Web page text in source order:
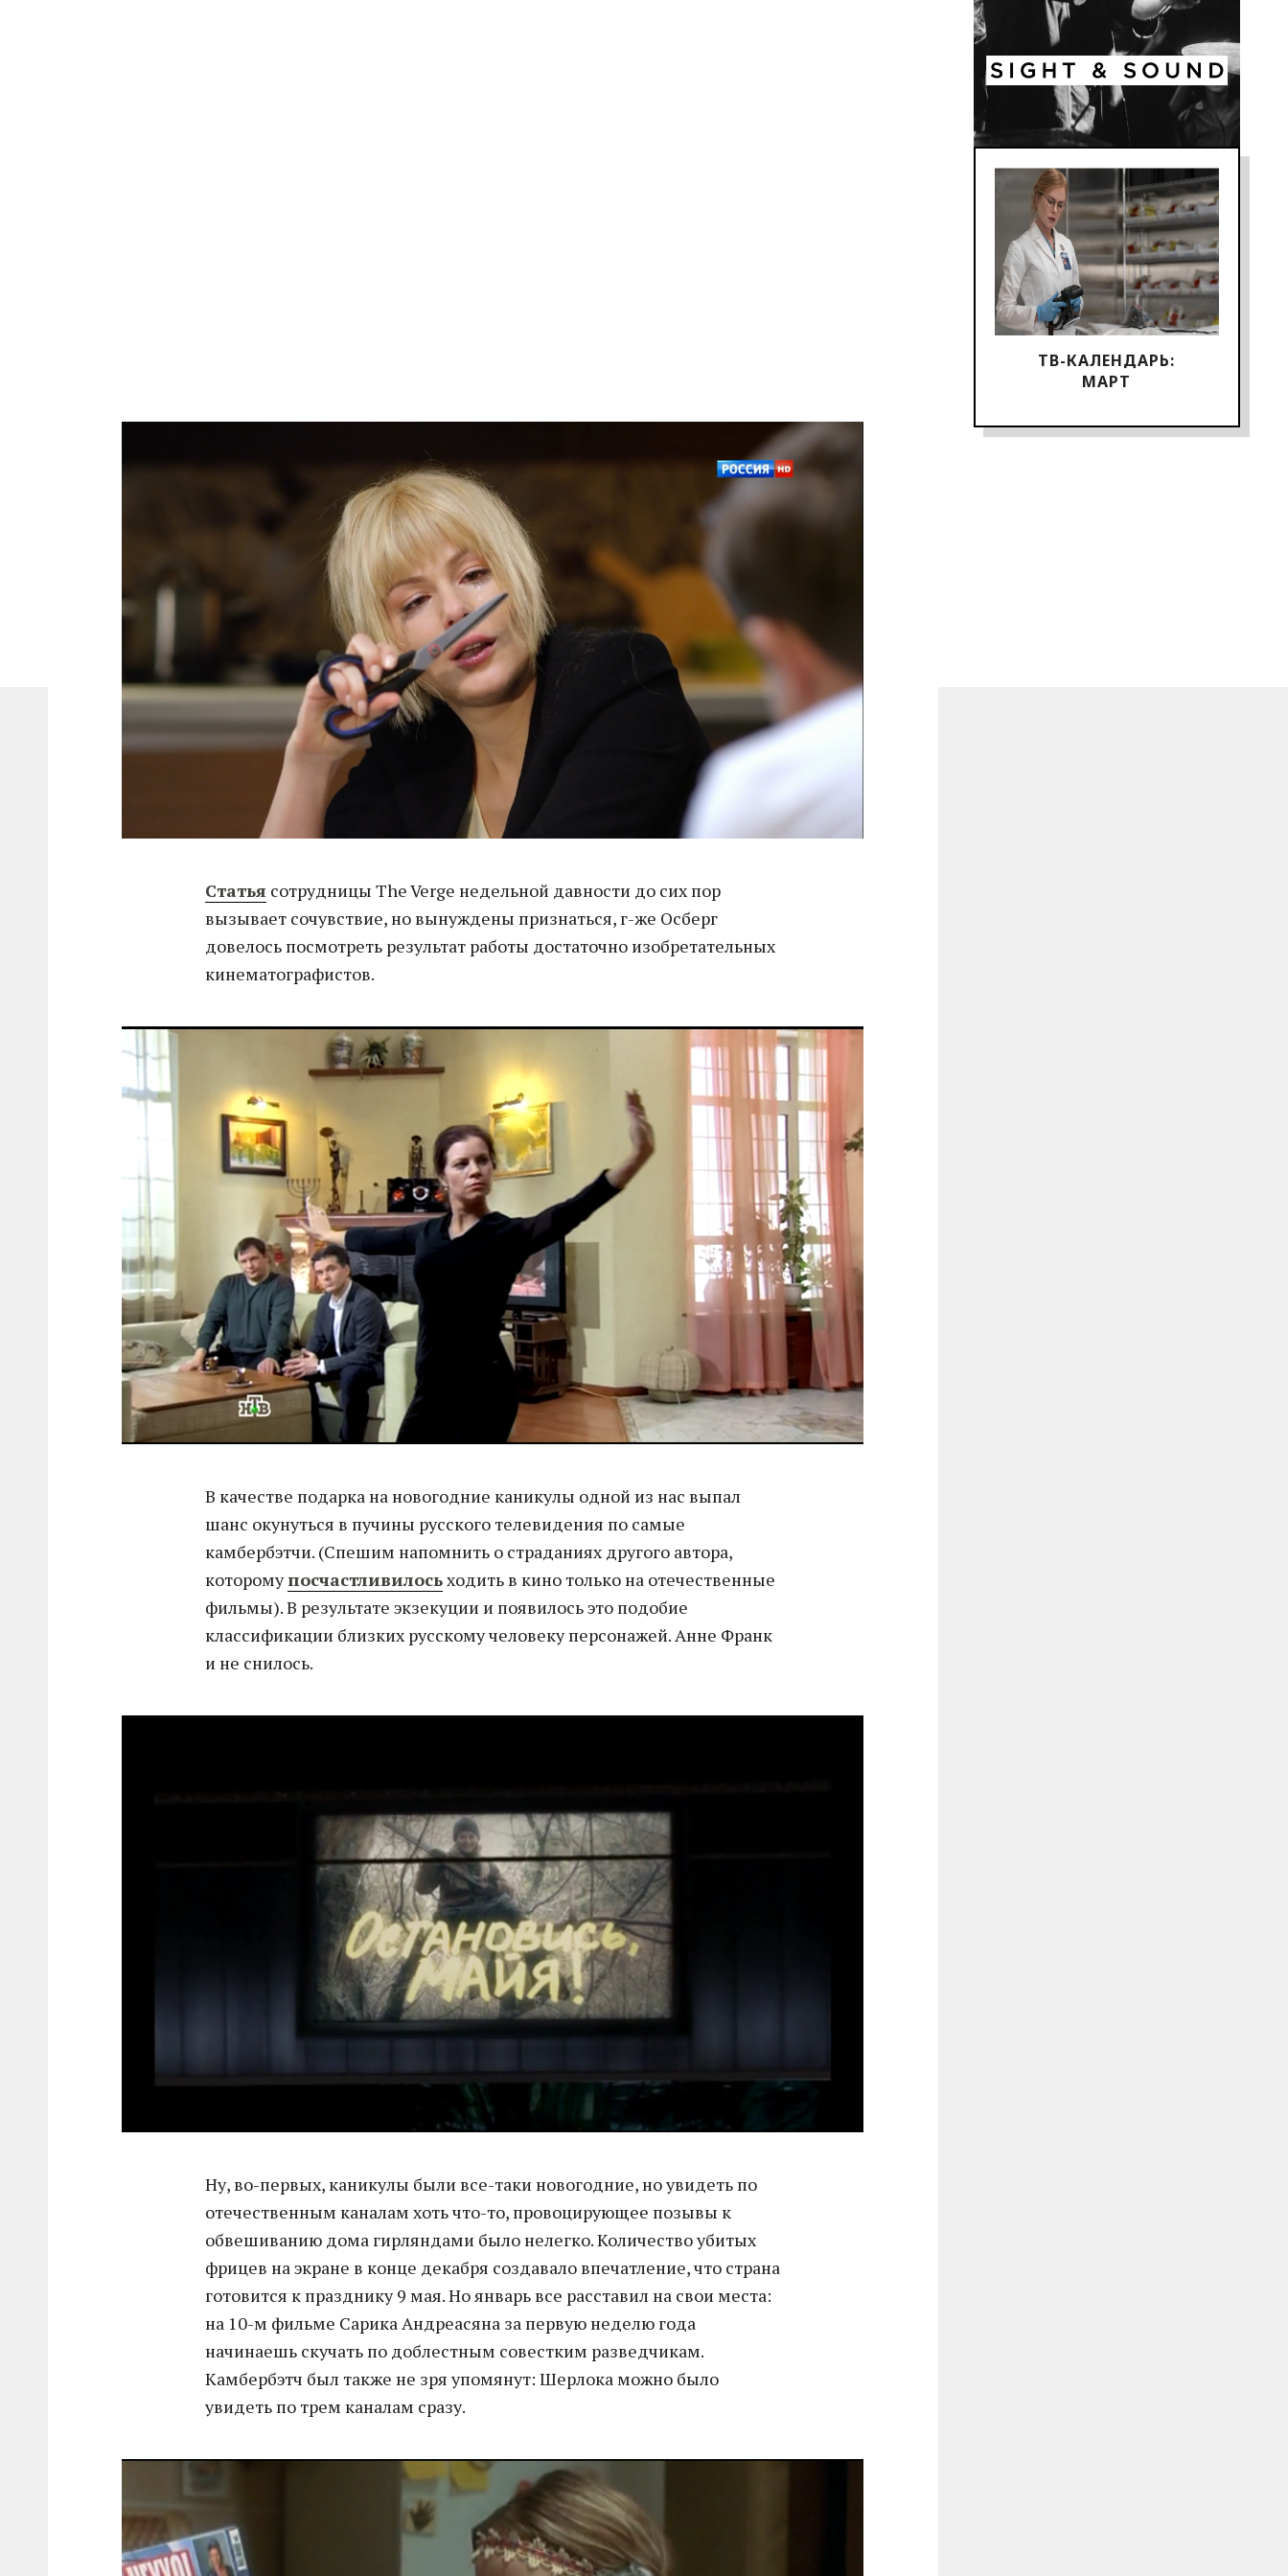
ТВ-КАЛЕНДАРЬ:
МАРТ
Статья сотрудницы The Verge недельной давности до сих пор
вызывает сочувствие, но вынуждены признаться, г-же Осберг
довелось посмотреть результат работы достаточно изобретательных
кинематографистов.
В качестве подарка на новогодние каникулы одной из нас выпал
шанс окунуться в пучины русского телевидения по самые
камбербэтчи. (Спешим напомнить о страданиях другого автора,
которомупосчастливилосьходить в кино только на отечественные
фильмы). В результате экзекуции и появилось это подобие
классификации близких русскому человеку персонажей. Анне Франк
и не снилось.
Ну, во-первых, каникулы были все-таки новогодние, но увидеть по
отечественным каналам хоть что-то, провоцирующее позывы к
обвешиванию дома гирляндами было нелегко. Количество убитых
фрицев на экране в конце декабря создавало впечатление, что страна
готовится к празднику 9 мая. Но январь все расставил на свои места:
на 10-м фильме Сарика Андреасяна за первую неделю года
начинаешь скучать по доблестным совестким разведчикам.
Камбербэтч был также не зря упомянут: Шерлока можно было
увидеть по трем каналам сразу.